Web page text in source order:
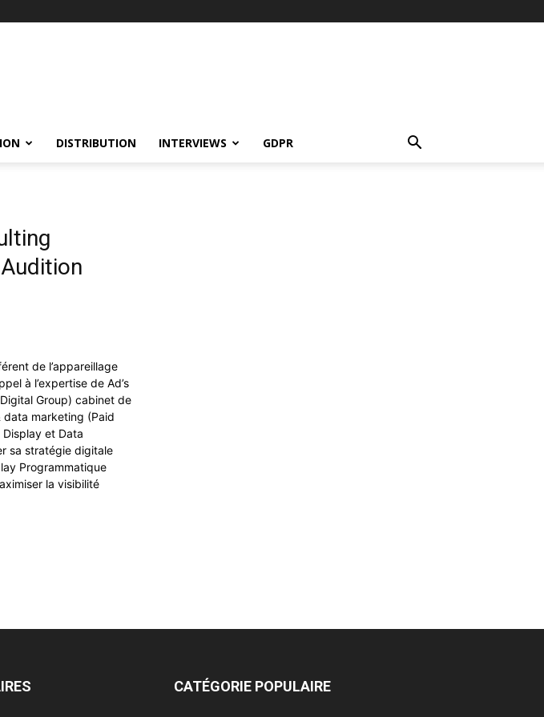
DISTRIBUTION INTERVIEWS GDPR
de l’appareillage
à l’expertise de Ad’s
Group) cabinet de
data marketing (Paid
Display et Data
sa stratégie digitale
Programmatique
la visibilité
CATÉGORIE POPULAIRE